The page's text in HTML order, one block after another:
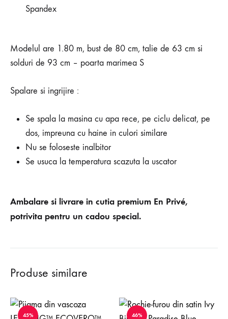
Spandex
Modelul are 1.80 m, bust de 80 cm, talie de 63 cm si
solduri de 93 cm – poarta marimea S
Spalare si ingrijire :
Se spala la masina cu apa rece, pe ciclu delicat, pe
dos, impreuna cu haine in culori similare
Nu se foloseste inalbitor
Se usuca la temperatura scazuta la uscator
Ambalare si livrare in cutia premium En Privé,
potrivita pentru un cadou special.
Produse similare
45% 46%